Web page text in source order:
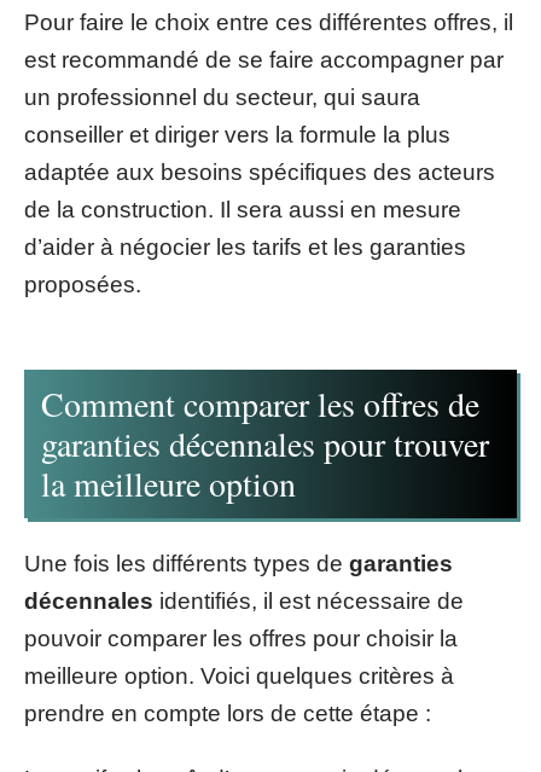
Pour faire le choix entre ces différentes offres, il
est recommandé de se faire accompagner par
un professionnel du secteur, qui saura
conseiller et diriger vers la formule la plus
adaptée aux besoins spécifiques des acteurs
de la construction. Il sera aussi en mesure
d’aider à négocier les tarifs et les garanties
proposées.
Comment comparer les offres de
garanties décennales pour trouver
la meilleure option
Une fois les différents types de garanties
décennales identifiés, il est nécessaire de
pouvoir comparer les offres pour choisir la
meilleure option. Voici quelques critères à
prendre en compte lors de cette étape :